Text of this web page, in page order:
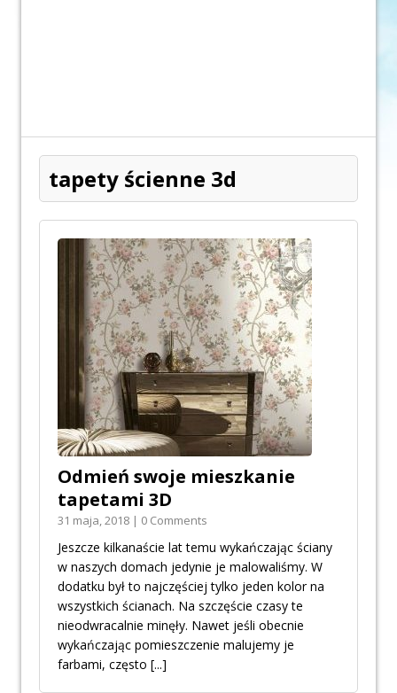
tapety ścienne 3d
Odmień swoje mieszkanie
tapetami 3D
31 maja, 2018 | 0 Comments
Jeszcze kilkanaście lat temu wykańczając ściany
w naszych domach jedynie je malowaliśmy. W
dodatku był to najczęściej tylko jeden kolor na
wszystkich ścianach. Na szczęście czasy te
nieodwracalnie minęły. Nawet jeśli obecnie
wykańczając pomieszczenie malujemy je
farbami, często [...]